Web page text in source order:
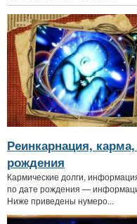
Реинкарнация,
рождения
Кармические долги,
по дате рождения —
Ниже приведены нумеро...